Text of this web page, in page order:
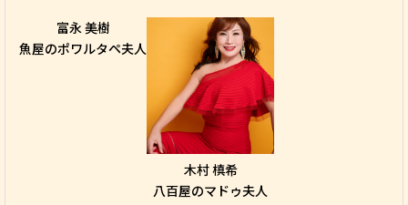
富永 美樹
魚屋のポワルタペ夫人
木村 槙希
八百屋のマドゥ夫人